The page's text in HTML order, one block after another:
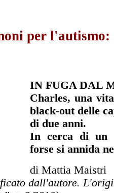
per l'autismo:
IN FUGA DAL
Charles, una
black-out delle
di due anni.
In cerca di un
forse si annida
di Mattia Maistri
dall'autore.